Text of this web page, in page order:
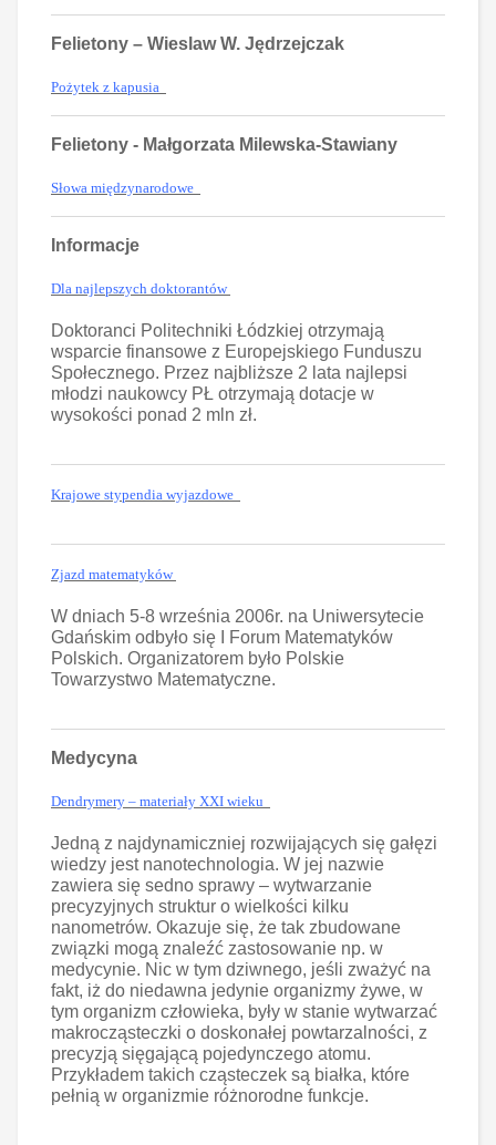
Felietony – Wieslaw W. Jędrzejczak
Pożytek z kapusia
Felietony - Małgorzata Milewska-Stawiany
Słowa międzynarodowe
Informacje
Dla najlepszych doktorantów
Doktoranci Politechniki Łódzkiej otrzymają
wsparcie finansowe z Europejskiego Funduszu
Społecznego. Przez najbliższe 2 lata najlepsi
młodzi naukowcy PŁ otrzymają dotacje w
wysokości ponad 2 mln zł.
Krajowe stypendia wyjazdowe
Zjazd matematyków
W dniach 5-8 września 2006r. na Uniwersytecie
Gdańskim odbyło się I Forum Matematyków
Polskich. Organizatorem było Polskie
Towarzystwo Matematyczne.
Medycyna
Dendrymery – materiały XXI wieku
Jedną z najdynamiczniej rozwijających się gałęzi
wiedzy jest nanotechnologia. W jej nazwie
zawiera się sedno sprawy – wytwarzanie
precyzyjnych struktur o wielkości kilku
nanometrów. Okazuje się, że tak zbudowane
związki mogą znaleźć zastosowanie np. w
medycynie. Nic w tym dziwnego, jeśli zważyć na
fakt, iż do niedawna jedynie organizmy żywe, w
tym organizm człowieka, były w stanie wytwarzać
makrocząsteczki o doskonałej powtarzalności, z
precyzją sięgającą pojedynczego atomu.
Przykładem takich cząsteczek są białka, które
pełnią w organizmie różnorodne funkcje.